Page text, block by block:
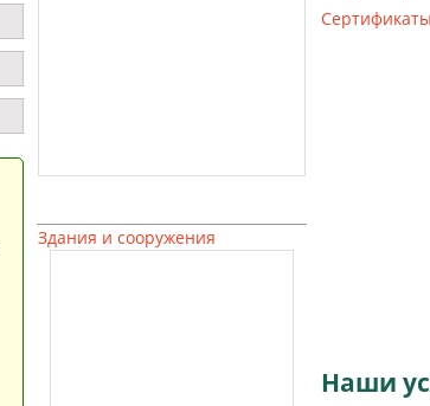
Здания и сооружения
Сертификаты
Наши